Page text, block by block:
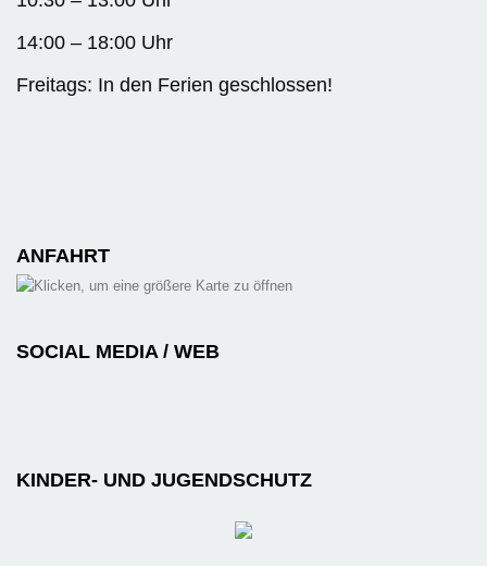
14:00 – 18:00 Uhr
Freitags: In den Ferien geschlossen!
ANFAHRT
SOCIAL MEDIA / WEB
KINDER- UND JUGENDSCHUTZ